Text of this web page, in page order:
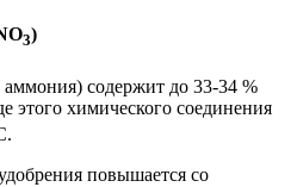
3)
содержит до 33-34 %
этого химического соединения
повышается со